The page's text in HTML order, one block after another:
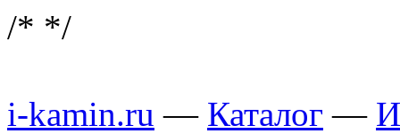
/* */
i-kamin.ru — Каталог —